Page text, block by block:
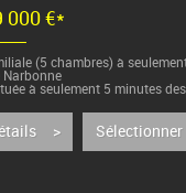
000 €*
(5 chambres) à
Narbonne
à seulement 5 minutes
privilégié, à proximité...
>